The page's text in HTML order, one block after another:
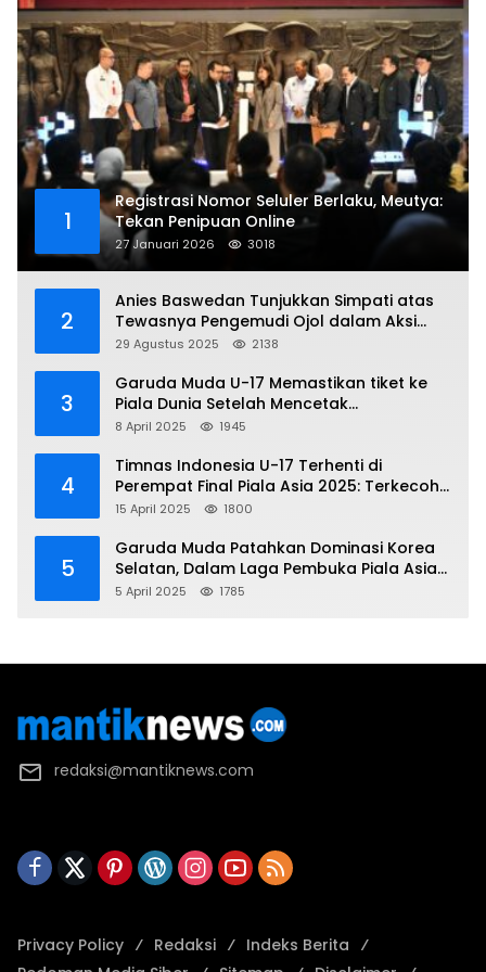
1
Registrasi Nomor Seluler Berlaku, Meutya:
Tekan Penipuan Online
27 Januari 2026 3018
2
Anies Baswedan Tunjukkan Simpati atas
Tewasnya Pengemudi Ojol dalam Aksi
Demo
29 Agustus 2025 2138
3
Garuda Muda U-17 Memastikan tiket ke
Piala Dunia Setelah Mencetak
Kemenangan Gemilang atas Yaman 4-1 di
8 April 2025 1945
4
Timnas Indonesia U-17 Terhenti di
Perempat Final Piala Asia 2025: Terkecoh
Korea Utara
15 April 2025 1800
5
Garuda Muda Patahkan Dominasi Korea
Selatan, Dalam Laga Pembuka Piala Asia
2025 U-17
5 April 2025 1785
redaksi@mantiknews.com
Privacy Policy Redaksi
Indeks Berita